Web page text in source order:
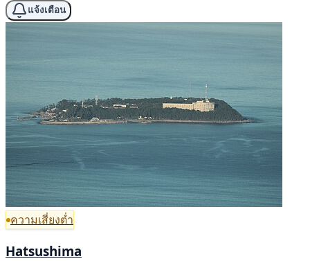
แจ้งเตือน
ความเสี่ยงต่ำ
Hatsushima